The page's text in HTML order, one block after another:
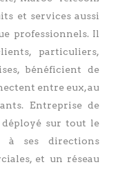
et services aussi
professionnels. Il
particuliers,
bénéficient de
entre eux, au
Entreprise de
déployé sur tout le
à ses directions
et un réseau